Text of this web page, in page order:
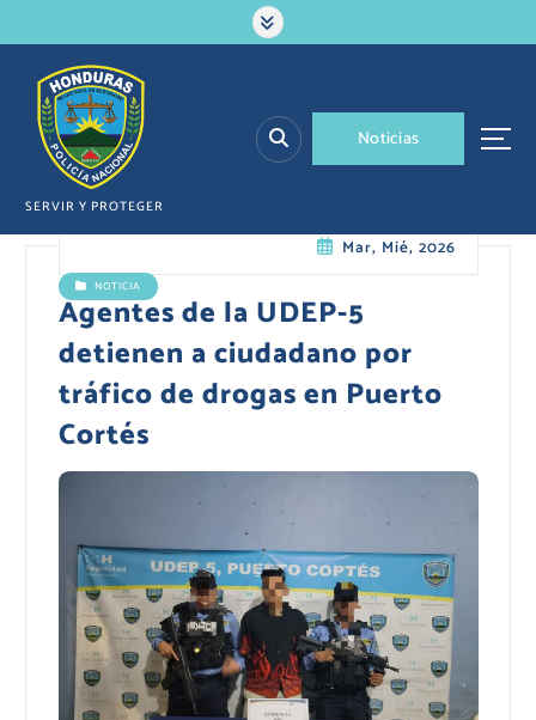
a
SERVIR Y PROTEGER
Noticias
Mar, Mié, 2026
NOTICIA
Agentes de la UDEP-5
detienen a ciudadano por
tráfico de drogas en Puerto
Cortés